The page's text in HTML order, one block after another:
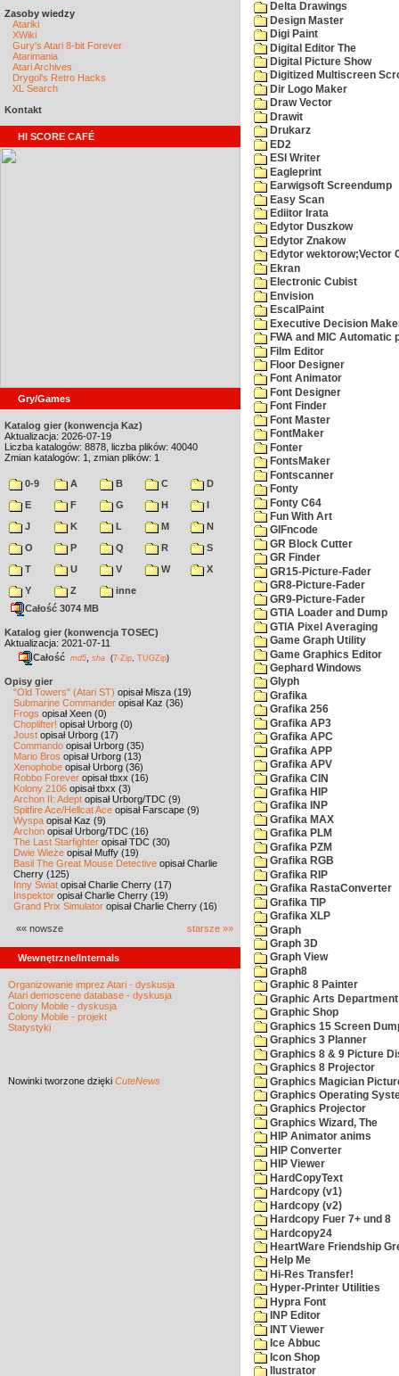
Zasoby wiedzy
Atariki
XWiki
Gury's Atari 8-bit Forever
Atarimania
Atari Archives
Drygol's Retro Hacks
XL Search
Kontakt
HI SCORE CAFÉ
Gry/Games
Katalog gier (konwencja Kaz)
Aktualizacja: 2026-07-19
Liczba katalogów: 8878, liczba plików: 40040
Zmian katalogów: 1, zmian plików: 1
0-9 A B C
D
E
F G H
I
J
K L M
N
O
P Q R
S
T
U V W
X
Y
Z
inne
Całość 3074 MB
Katalog gier (konwencja TOSEC)
Aktualizacja: 2021-07-11
Całość md5 sha (7-Zip TUGZip)
Opisy gier
"Old Towers" (Atari ST) opisał Misza (19)
Submarine Commander opisał Kaz (36)
Frogs opisał Xeen (0)
Choplifter! opisał Urborg (0)
Joust opisał Urborg (17)
Commando opisał Urborg (35)
Mario Bros opisał Urborg (13)
Xenophobe opisał Urborg (36)
Robbo Forever opisał tbxx (16)
Kolony 2106 opisał tbxx (3)
Archon II: Adept opisał Urborg/TDC (9)
Spitfire Ace/Hellcat Ace opisał Farscape (9)
Wyspa opisał Kaz (9)
Archon opisał Urborg/TDC (16)
The Last Starfighter opisał TDC (30)
Dwie Wieże opisał Muffy (19)
Basil The Great Mouse Detective opisał Charlie
Cherry (125)
Inny Świat opisał Charlie Cherry (17)
Inspektor opisał Charlie Cherry (19)
Grand Prix Simulator opisał Charlie Cherry (16)
«« nowsze starsze »»
Wewnętrzne/Internals
Organizowanie imprez Atari - dyskusja
Atari demoscene database - dyskusja
Colony Mobile - dyskusja
Colony Mobile - projekt
Statystyki
Nowinki tworzone dzięki CuteNews
Delta Drawings
Design Master
Digi Paint
Digital Editor The
Digital Picture Show
Digitized Multiscreen
Dir Logo Maker
Draw Vector
Drawit
Drukarz
ED2
ESI Writer
Eagleprint
Earwigsoft Screendump
Easy Scan
Ediitor Irata
Edytor Duszkow
Edytor Znakow
Edytor wektorow;Vector
Ekran
Electronic Cubist
Envision
EscalPaint
Executive Decision
FWA and MIC
Film Editor
Floor Designer
Font Animator
Font Designer
Font Finder
Font Master
FontMaker
Fonter
FontsMaker
Fontscanner
Fonty
Fonty C64
Fun With Art
GIFncode
GR Block Cutter
GR Finder
GR15-Picture-Fader
GR8-Picture-Fader
GR9-Picture-Fader
GTIA Loader and Dump
GTIA Pixel Averaging
Game Graph Utility
Game Graphics Editor
Gephard Windows
Glyph
Grafika
Grafika 256
Grafika AP3
Grafika APC
Grafika APP
Grafika APV
Grafika CIN
Grafika HIP
Grafika INP
Grafika MAX
Grafika PLM
Grafika PZM
Grafika RGB
Grafika RIP
Grafika RastaConverter
Grafika TIP
Grafika XLP
Graph
Graph 3D
Graph View
Graph8
Graphic 8 Painter
Graphic Arts Department
Graphic Shop
Graphics 15 Screen
Graphics 3 Planner
Graphics 8 & 9 Picture
Graphics 8 Projector
Graphics Magician
Graphics Operating
Graphics Projector
Graphics Wizard, The
HIP Animator anims
HIP Converter
HIP Viewer
HardCopyText
Hardcopy (v1)
Hardcopy (v2)
Hardcopy Fuer 7+ und 8
Hardcopy24
HeartWare Friendship
Help Me
Hi-Res Transfer!
Hyper-Printer Utilities
Hypra Font
INP Editor
INT Viewer
Ice Abbuc
Icon Shop
Ilustrator